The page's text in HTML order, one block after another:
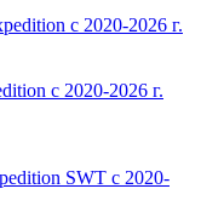
с 2020-2026 г.